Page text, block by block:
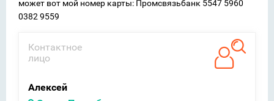
может вот мой номер карты: Промсвязьбанк 5547 5960
0382 9559
Контактное
лицо
Алексей